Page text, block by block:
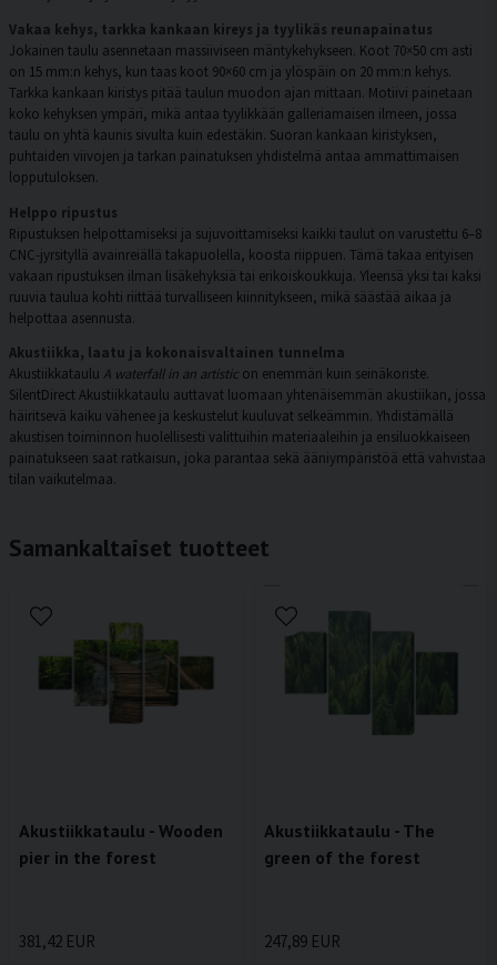
Vakaa kehys, tarkka kankaan kireys ja tyylikäs reunapainatus
Jokainen taulu asennetaan massiiviseen mäntykehykseen. Koot 70×50 cm asti
on 15 mm:n kehys, kun taas koot 90×60 cm ja ylöspäin on 20 mm:n kehys.
Tarkka kankaan kiristys pitää taulun muodon ajan mittaan. Motiivi painetaan
koko kehyksen ympäri, mikä antaa tyylikkään galleriamaisen ilmeen, jossa
taulu on yhtä kaunis sivulta kuin edestäkin. Suoran kankaan kiristyksen,
puhtaiden viivojen ja tarkan painatuksen yhdistelmä antaa ammattimaisen
lopputuloksen.
Helppo ripustus
Ripustuksen helpottamiseksi ja sujuvoittamiseksi kaikki taulut on varustettu 6–8
CNC-jyrsityllä avainreiällä takapuolella, koosta riippuen. Tämä takaa erityisen
vakaan ripustuksen ilman lisäkehyksiä tai erikoiskoukkuja. Yleensä yksi tai kaksi
ruuvia taulua kohti riittää turvalliseen kiinnitykseen, mikä säästää aikaa ja
helpottaa asennusta.
Akustiikka, laatu ja kokonaisvaltainen tunnelma
Akustiikkataulu A waterfall in an artistic on enemmän kuin seinäkoriste.
SilentDirect Akustiikkataulu auttavat luomaan yhtenäisemmän akustiikan, jossa
häiritsevä kaiku vähenee ja keskustelut kuuluvat selkeämmin. Yhdistämällä
akustisen toiminnon huolellisesti valittuihin materiaaleihin ja ensiluokkaiseen
painatukseen saat ratkaisun, joka parantaa sekä ääniympäristöä että vahvistaa
tilan vaikutelmaa.
Samankaltaiset tuotteet
Akustiikkataulu - Wooden
pier in the forest
381,42 EUR
Akustiikkataulu - The
green of the forest
247,89 EUR